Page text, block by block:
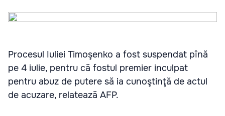
Procesul Iuliei Timoşenko a fost suspendat pînă
pe 4 iulie, pentru că fostul premier inculpat
pentru abuz de putere să ia cunoştinţă de actul
de acuzare, relatează AFP.